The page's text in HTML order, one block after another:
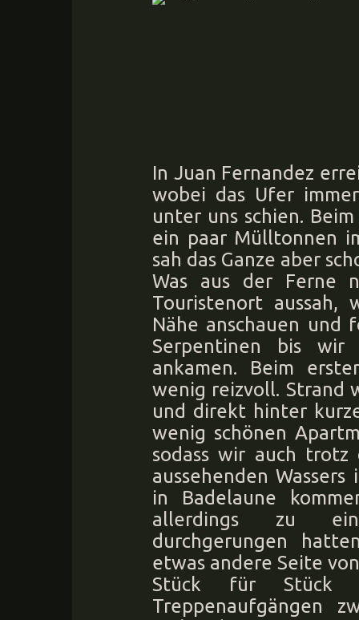
In Juan Fernandez
wobei das Ufer
unter uns schien.
ein paar Mülltonnen
sah das Ganze aber
Was aus der Ferne
Touristenort
Nähe anschauen und
Serpentinen bis
ankamen. Beim
wenig reizvoll. Strand
und direkt hinter
wenig schönen
sodass wir auch trotz
aussehenden
in Badelaune
allerdings zu
durchgerungen
etwas andere Seite
Stück für Stück
Treppenaufgängen